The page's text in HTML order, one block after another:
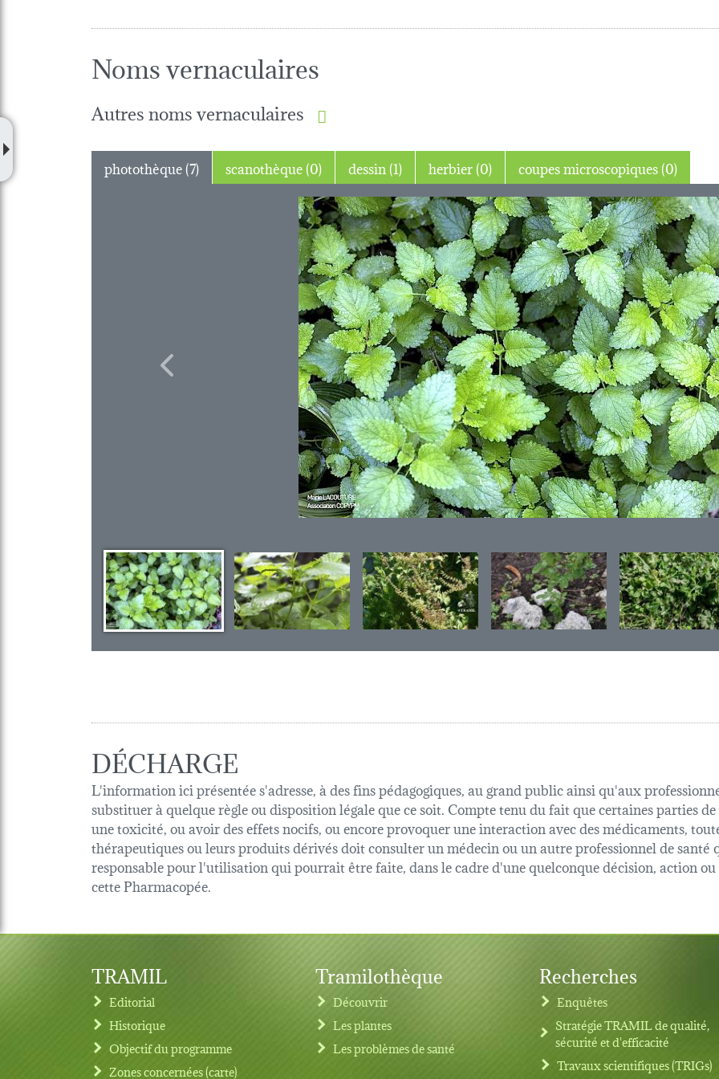
Noms vernaculaires
Autres noms vernaculaires
photothèque (7) scanothèque (0) dessin (1) herbier (0) coupes microscopiques (0)
Previous
DÉCHARGE
L'information ici présentée s'adresse, à des fins pédagogiques, au grand public ainsi qu'aux
substituer à quelque règle ou disposition légale que ce soit. Compte tenu du fait que certaines parties
une toxicité, ou avoir des effets nocifs, ou encore provoquer une interaction avec des médicaments,
thérapeutiques ou leurs produits dérivés doit consulter un médecin ou un autre professionnel de
responsable pour l'utilisation qui pourrait être faite, dans le cadre d'une quelconque décision, action
cette Pharmacopée.
Footer menu
TRAMIL
Editorial
Historique
Objectif du programme
Zones concernées (carte)
Tramilothèque
Découvrir
Les plantes
Les problèmes de santé
Recherches
Enquêtes
Stratégie TRAMIL de qualité,
sécurité et d'efficacité
Travaux scientifiques (TRIGs)